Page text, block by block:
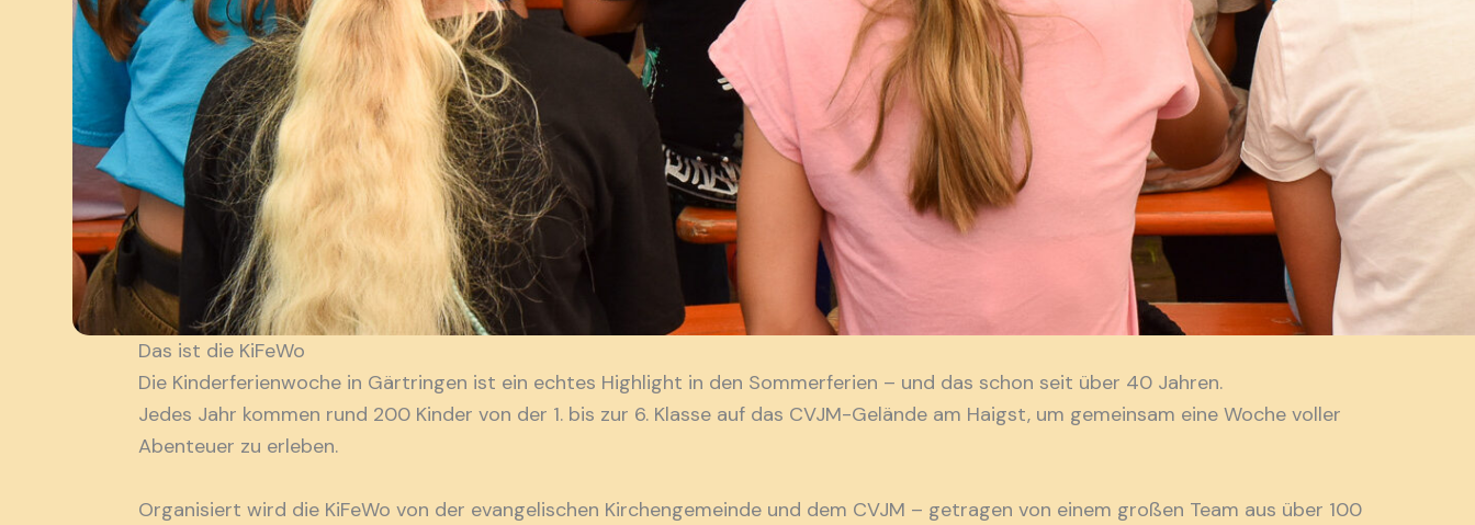
Das ist die KiFeWo
Die Kinderferienwoche in Gärtringen ist ein echtes Highlight in den Sommerferien – und das schon seit über 40 Jahren.
Jedes Jahr kommen rund 200 Kinder von der 1. bis zur 6. Klasse auf das CVJM-Gelände am Haigst, um gemeinsam eine Woche voller
Abenteuer zu erleben.
Organisiert wird die KiFeWo von der evangelischen Kirchengemeinde und dem CVJM – getragen von einem großen Team aus über 100